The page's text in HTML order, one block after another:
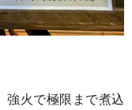
強火で極限まで煮込